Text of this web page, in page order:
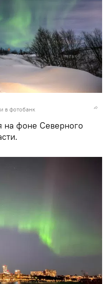
в фотобанк
на фоне Северного